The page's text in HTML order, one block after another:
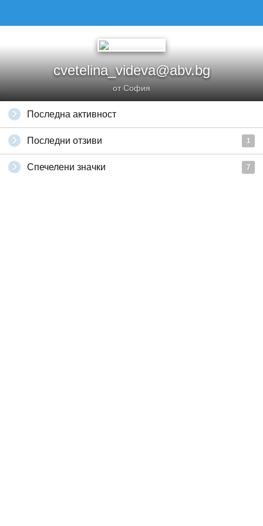
cvetelina_videva@abv.bg
от София
Последна активност
Последни отзиви 1
Спечелени значки 7